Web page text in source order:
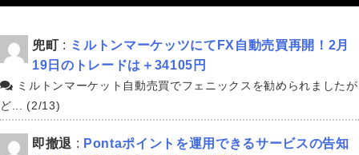
兜町 : ミルトンマーケッツにてFX自動売買再開！2月
19日のトレードは＋34105円
ミルトンマーケット自動売買でフェニックスを勧められましたが
ど... (2/13)
即撤退 : Pontaポイントを運用できるサービスの告知